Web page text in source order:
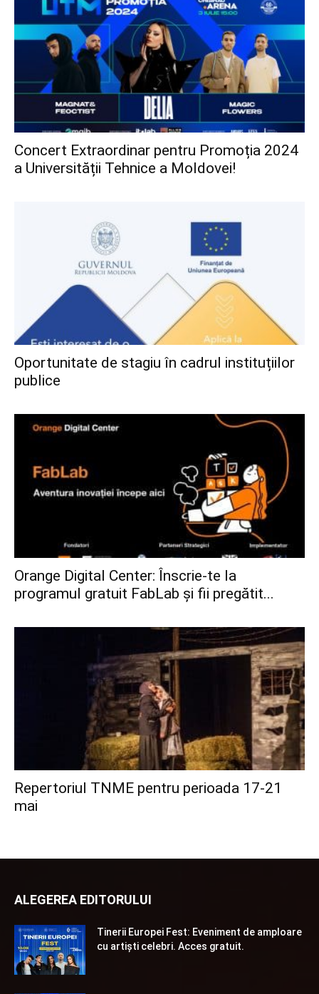
Concert Extraordinar pentru Promoția 2024
a Universității Tehnice a Moldovei!
Oportunitate de stagiu în cadrul instituțiilor
publice
Orange Digital Center: Înscrie-te la
programul gratuit FabLab și fii pregătit...
Repertoriul TNME pentru perioada 17-21
mai
ALEGEREA EDITORULUI
Tinerii Europei Fest: Eveniment de amploare
cu artiști celebri. Acces gratuit.